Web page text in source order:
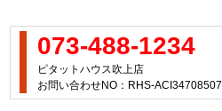
073-488-1234
ピタットハウス吹上店
お問い合わせNO：RHS-ACI34708507